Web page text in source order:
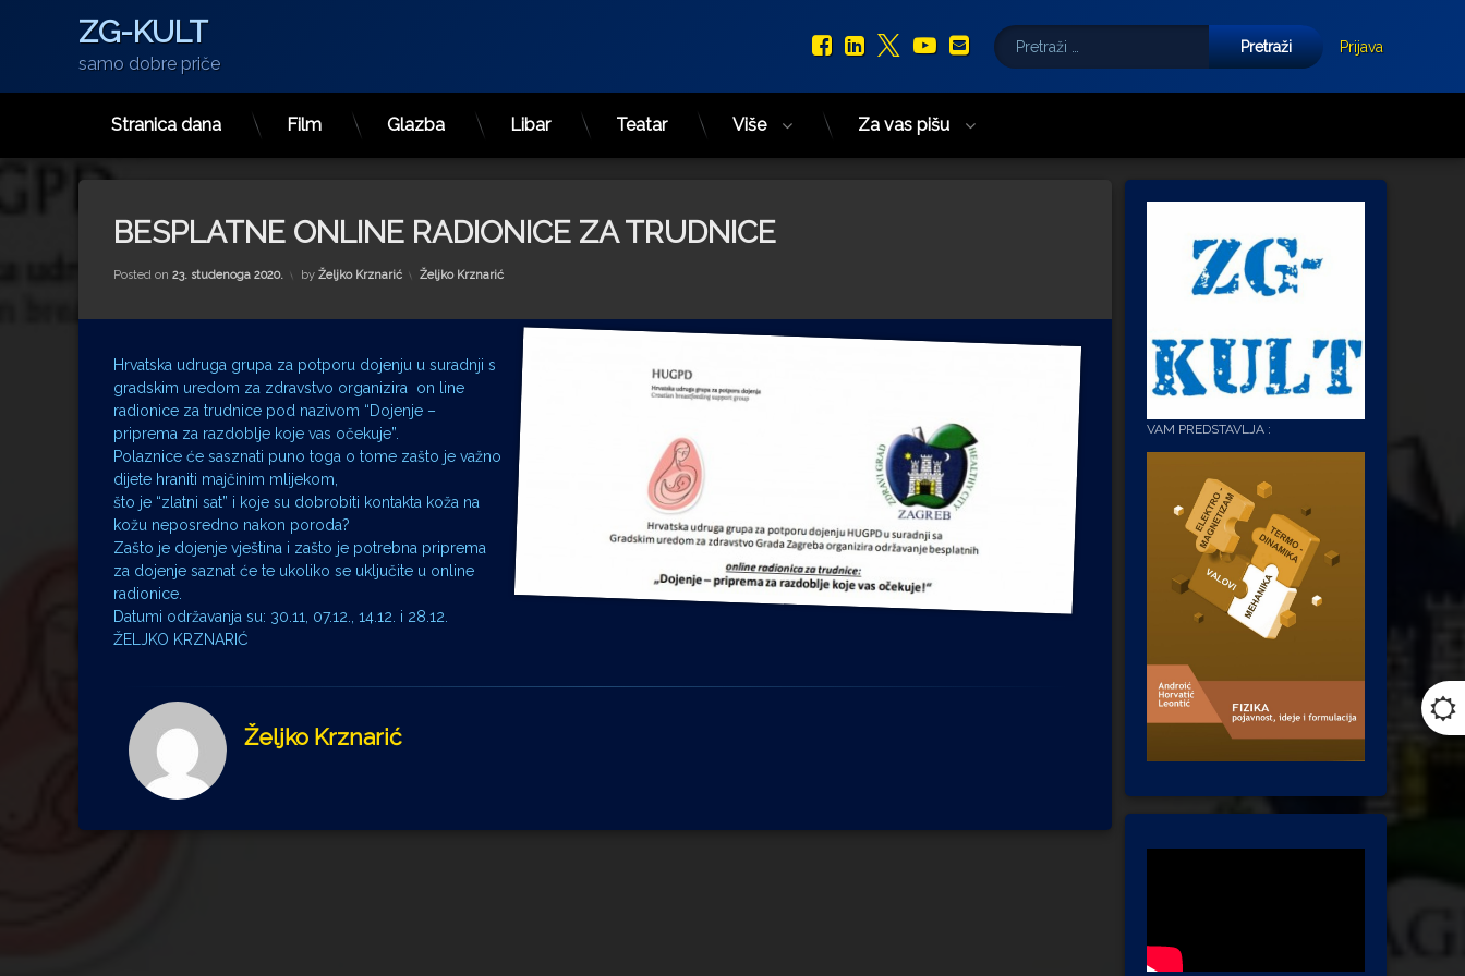
Preskoči
ZG-KULT
samo dobre priče
Facebook
LinkedIn
X.com
YouTube
E-mail
Pretraži:
Prijava
Stranica dana Film Glazba Libar Teatar Više Za vas pišu
BESPLATNE ONLINE RADIONICE ZA TRUDNICE
Posted on 23. studenoga 2020. by Željko Krznarić Kategorije:
Željko Krznarić
Hrvatska udruga grupa za potporu dojenju u suradnji s
gradskim uredom za zdravstvo organizira on line
radionice za trudnice pod nazivom “Dojenje –
priprema za razdoblje koje vas očekuje”.
Polaznice će sasznati puno toga o tome zašto je važno
dijete hraniti majčinim mlijekom,
što je “zlatni sat” i koje su dobrobiti kontakta koža na
kožu neposredno nakon poroda?
Zašto je dojenje vještina i zašto je potrebna priprema
za dojenje saznat će te ukoliko se uključite u online
radionice.
Datumi održavanja su: 30.11, 07.12., 14.12. i 28.12.
ŽELJKO KRZNARIĆ
Željko Krznarić
VAM PREDSTAVLJA :